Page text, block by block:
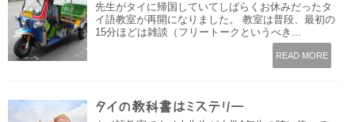
先生がタイに帰国していてしばらくお休みだったタ
イ語教室が再開になりました。 教室は普段、最初の
15分ほどは雑談（フリートークというべき...
READ MORE
タイの教科書はミステリー